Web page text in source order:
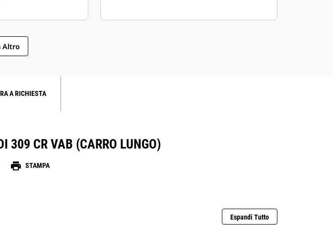
Altro
A RICHIESTA
309 CR VAB (CARRO LUNGO)
print STAMPA
Espandi Tutto